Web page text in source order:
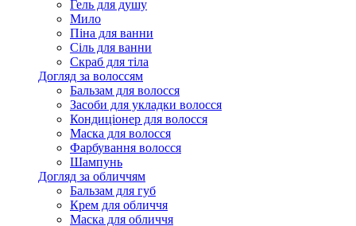
Гель для душу
Мило
Піна для ванни
Сіль для ванни
Скраб для тіла
Догляд за волоссям
Бальзам для волосся
Засоби для укладки волосся
Кондиціонер для волосся
Маска для волосся
Фарбування волосся
Шампунь
Догляд за обличчям
Бальзам для губ
Крем для обличчя
Маска для обличчя